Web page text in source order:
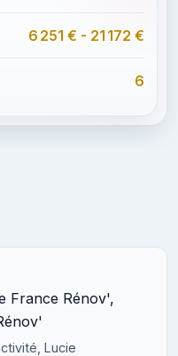
6 251 € - 21 172 €
6
France Rénov',
Lucie